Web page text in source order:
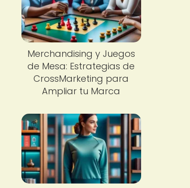
Merchandising y Juegos
de Mesa: Estrategias de
CrossMarketing para
Ampliar tu Marca